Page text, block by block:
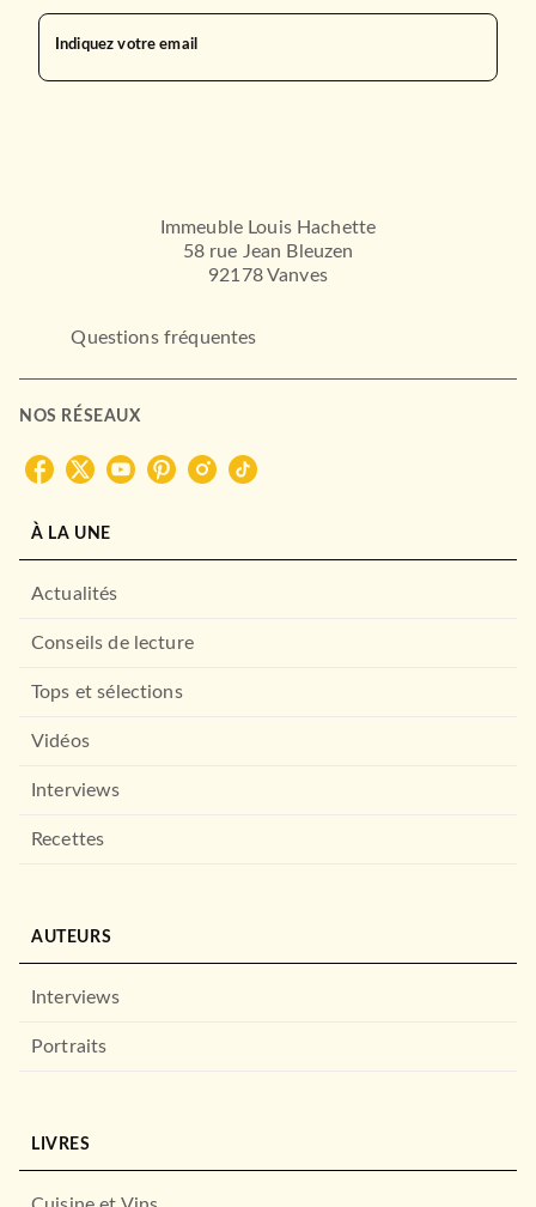
Indiquez votre email
Immeuble Louis Hachette
58 rue Jean Bleuzen
92178 Vanves
Questions fréquentes
NOS RÉSEAUX
À LA UNE
Actualités
Conseils de lecture
Tops et sélections
Vidéos
Interviews
Recettes
AUTEURS
Interviews
Portraits
LIVRES